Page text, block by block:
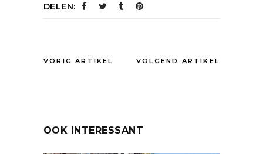
DELEN:
VORIG ARTIKEL VOLGEND ARTIKEL
OOK INTERESSANT